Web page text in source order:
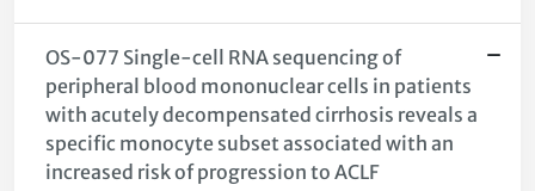
OS-077 Single-cell RNA sequencing of
peripheral blood mononuclear cells in patients
with acutely decompensated cirrhosis reveals a
specific monocyte subset associated with an
increased risk of progression to ACLF